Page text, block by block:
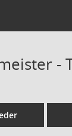
-